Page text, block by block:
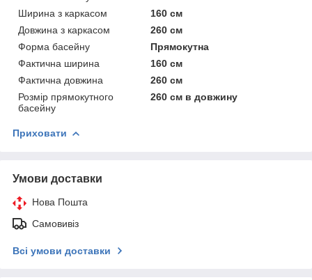
Ширина з каркасом
160 см
Довжина з каркасом
260 см
Форма басейну
Прямокутна
Фактична ширина
160 см
Фактична довжина
260 см
Розмір прямокутного
басейну
260 см в довжину
Приховати
Умови доставки
Нова Пошта
Самовивіз
Всі умови доставки